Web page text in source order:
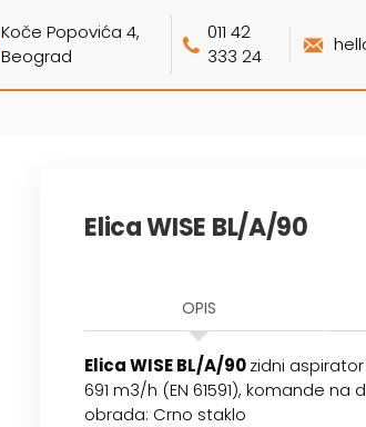
Koče Popovića 4,
Beograd
011 42
333 24
Elica WISE BL/A/90
OPIS
Elica WISE BL/A/90zidni
691 m3/h (EN 61591), komande na
obrada: Crno staklo